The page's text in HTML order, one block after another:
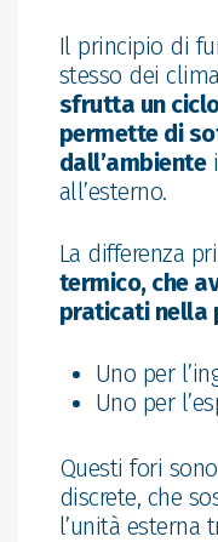
Il principio di
stesso dei
sfrutta un
permette di
dall’ambiente
all’esterno.
La differenza
termico, che
praticati nella
Uno per
Uno per
Questi fori
discrete, che
l’unità esterna